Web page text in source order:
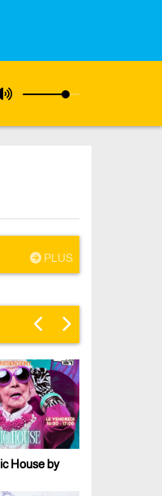
PLUS
House by